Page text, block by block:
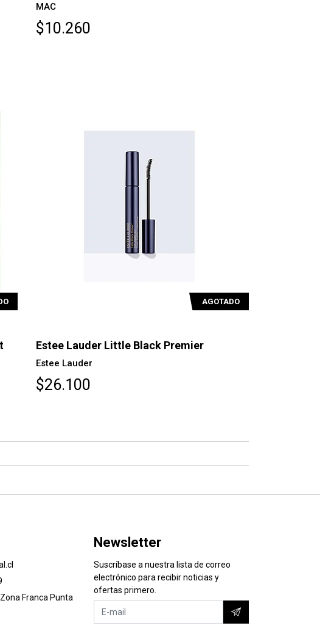
MAC
$10.260
AGOTADO
Estee Lauder Little Black Premier
Estee Lauder
$26.100
Franca Punta
Newsletter
Suscríbase a nuestra lista de correo
electrónico para recibir noticias y
ofertas primero.